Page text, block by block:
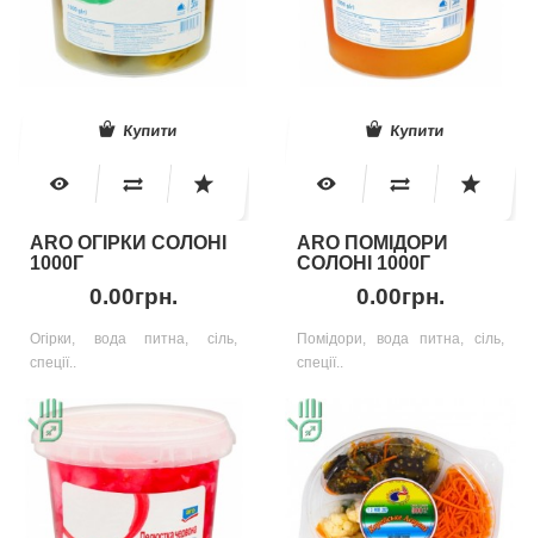
Купити
ARO ОГІРКИ СОЛОНІ
1000Г
0.00грн.
Огірки, вода питна, сіль,
спеції..
Купити
ARO ПОМІДОРИ
СОЛОНІ 1000Г
0.00грн.
Помідори, вода питна, сіль,
спеції..